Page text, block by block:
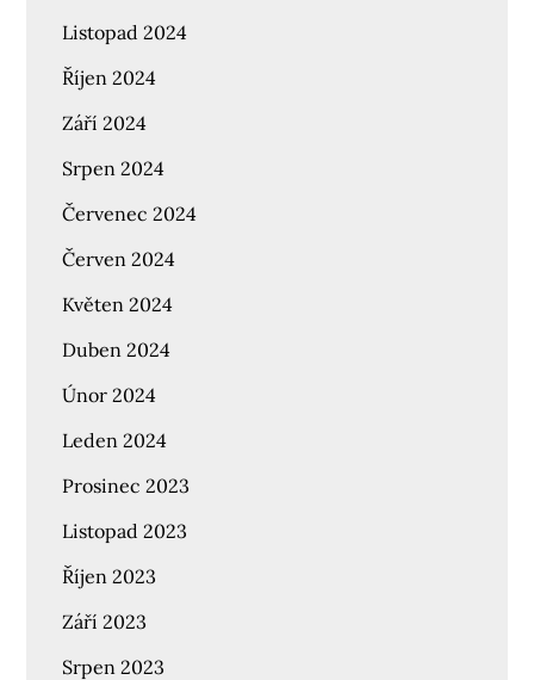
Listopad 2024
Říjen 2024
Září 2024
Srpen 2024
Červenec 2024
Červen 2024
Květen 2024
Duben 2024
Únor 2024
Leden 2024
Prosinec 2023
Listopad 2023
Říjen 2023
Září 2023
Srpen 2023